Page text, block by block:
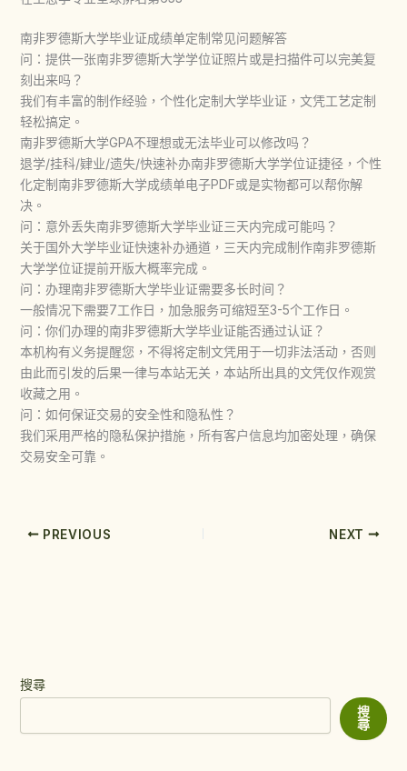
南非罗德斯大学毕业证成绩单定制常见问题解答
问：提供一张南非罗德斯大学学位证照片或是扫描件可以完美复
刻出来吗？
我们有丰富的制作经验，个性化定制大学毕业证，文凭工艺定制
轻松搞定。
南非罗德斯大学GPA不理想或无法毕业可以修改吗？
退学/挂科/肄业/遗失/快速补办南非罗德斯大学学位证捷径，个性
化定制南非罗德斯大学成绩单电子PDF或是实物都可以帮你解
决。
问：意外丢失南非罗德斯大学毕业证三天内完成可能吗？
关于国外大学毕业证快速补办通道，三天内完成制作南非罗德斯
大学学位证提前开版大概率完成。
问：办理南非罗德斯大学毕业证需要多长时间？
一般情况下需要7工作日，加急服务可缩短至3-5个工作日。
问：你们办理的南非罗德斯大学毕业证能否通过认证？
本机构有义务提醒您，不得将定制文凭用于一切非法活动，否则
由此而引发的后果一律与本站无关，本站所出具的文凭仅作观赏
收藏之用。
问：如何保证交易的安全性和隐私性？
我们采用严格的隐私保护措施，所有客户信息均加密处理，确保
交易安全可靠。
PREVIOUS NEXT
搜尋
搜
尋